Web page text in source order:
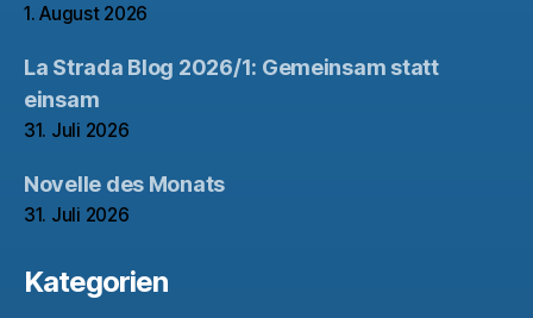
1. August 2026
La Strada Blog 2026/1: Gemeinsam statt
einsam
31. Juli 2026
Novelle des Monats
31. Juli 2026
Kategorien